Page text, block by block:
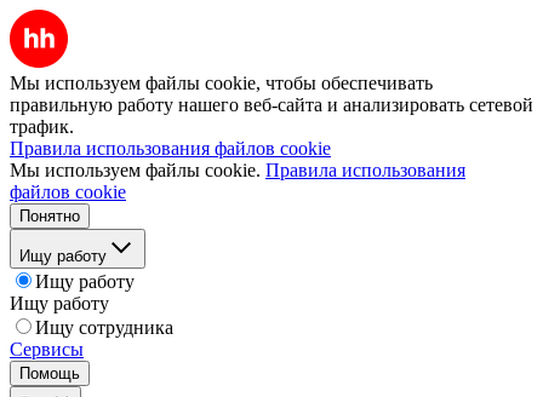
Мы используем файлы cookie, чтобы обеспечивать
правильную работу нашего веб-сайта и анализировать сетевой
трафик.
Правила использования файлов cookie
Мы используем файлы cookie. Правила использования
файлов cookie
Понятно
Ищу работу
Ищу работу
Ищу работу
Ищу сотрудника
Сервисы
Помощь